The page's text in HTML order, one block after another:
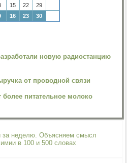
15 22
29
16 23 30
новую радиостанцию
от проводной связи
питательное молоко
за неделю. Объясняем смысл
в 100 и 500 словах